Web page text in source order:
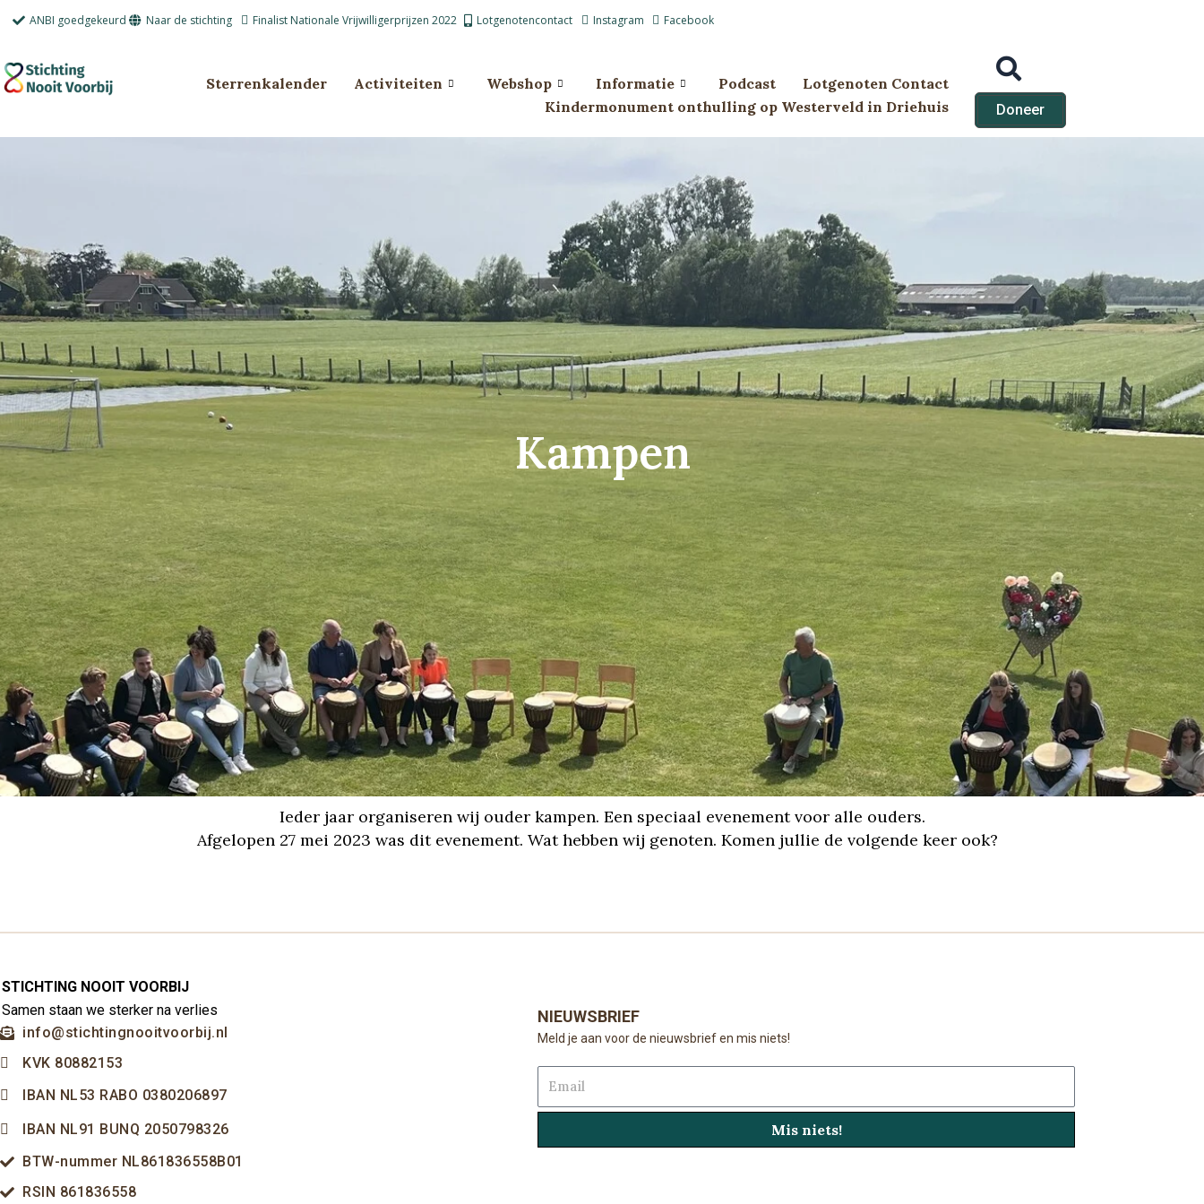
inhoud
ANBI goedgekeurd Naar de stichting Finalist Nationale Vrijwilligerprijzen 2022 Lotgenotencontact Instagram Facebook
Sterrenkalender Activiteiten Webshop Informatie Podcast
Lotgenoten Contact
Kindermonument onthulling op Westerveld in Driehuis
Doneer
Kampen
Ieder jaar organiseren wij ouder kampen. Een speciaal evenement voor alle ouders.
Afgelopen 27 mei 2023 was dit evenement. Wat hebben wij genoten. Komen jullie de volgende keer ook?
STICHTING NOOIT VOORBIJ
Samen staan we sterker na verlies
info@stichtingnooitvoorbij.nl
KVK 80882153
IBAN NL53 RABO 0380206897
IBAN NL91 BUNQ 2050798326
BTW-nummer NL861836558B01
RSIN 861836558
NIEUWSBRIEF
Meld je aan voor de nieuwsbrief en mis niets!
Email
Mis niets!